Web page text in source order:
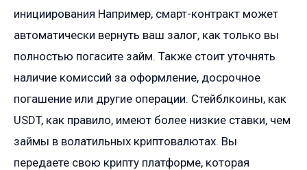
инициирования Например, смарт-контракт может
автоматически вернуть ваш залог, как только вы
полностью погасите займ. Также стоит уточнять
наличие комиссий за оформление, досрочное
погашение или другие операции. Стейблкоины, как
USDT, как правило, имеют более низкие ставки, чем
займы в волатильных криптовалютах. Вы
передаете свою крипту платформе, которая